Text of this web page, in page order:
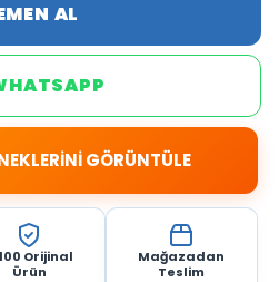
AL
GÖRÜNTÜLE
Orijinal
Ürün
Mağazadan
Teslim